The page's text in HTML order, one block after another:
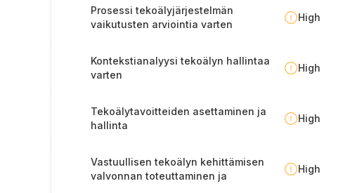
Prosessi tekoälyjärjestelmän
vaikutusten arviointia varten
High
Kontekstianalyysi tekoälyn hallintaa
varten
High
Tekoälytavoitteiden asettaminen ja
hallinta
High
Vastuullisen tekoälyn kehittämisen
valvonnan toteuttaminen ja
High